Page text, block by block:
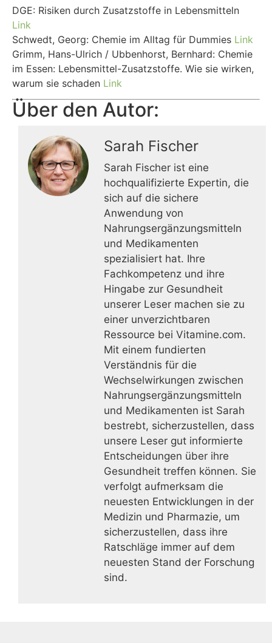
DGE: Risiken durch Zusatzstoffe in Lebensmitteln
Link
Schwedt, Georg: Chemie im Alltag für Dummies Link
Grimm, Hans-Ulrich / Ubbenhorst, Bernhard: Chemie
im Essen: Lebensmittel-Zusatzstoffe. Wie sie wirken,
warum sie schaden Link
Über den Autor:
Sarah Fischer
Sarah Fischer ist eine
hochqualifizierte Expertin, die
sich auf die sichere
Anwendung von
Nahrungsergänzungsmitteln
und Medikamenten
spezialisiert hat. Ihre
Fachkompetenz und ihre
Hingabe zur Gesundheit
unserer Leser machen sie zu
einer unverzichtbaren
Ressource bei Vitamine.com.
Mit einem fundierten
Verständnis für die
Wechselwirkungen zwischen
Nahrungsergänzungsmitteln
und Medikamenten ist Sarah
bestrebt, sicherzustellen, dass
unsere Leser gut informierte
Entscheidungen über ihre
Gesundheit treffen können. Sie
verfolgt aufmerksam die
neuesten Entwicklungen in der
Medizin und Pharmazie, um
sicherzustellen, dass ihre
Ratschläge immer auf dem
neuesten Stand der Forschung
sind.